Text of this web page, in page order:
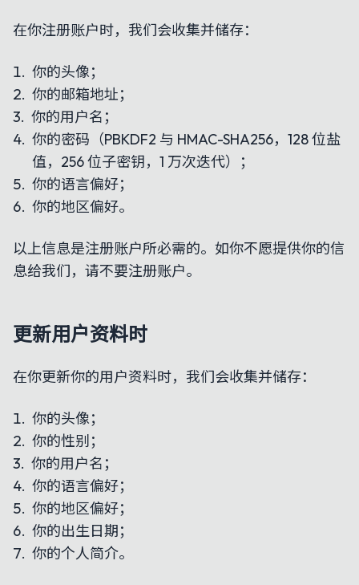
在你注册账户时，我们会收集并储存：
你的头像；
你的邮箱地址；
你的用户名；
你的密码（PBKDF2 与 HMAC-SHA256，128 位盐
值，256 位子密钥，1 万次迭代）；
你的语言偏好；
你的地区偏好。
以上信息是注册账户所必需的。如你不愿提供你的信
息给我们，请不要注册账户。
更新用户资料时
在你更新你的用户资料时，我们会收集并储存：
你的头像；
你的性别；
你的用户名；
你的语言偏好；
你的地区偏好；
你的出生日期；
你的个人简介。